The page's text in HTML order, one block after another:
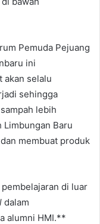
Pemuda Pejuang
ini
akan selalu
sehingga
lebih
Limbungan Baru
membuat produk
di luar
dalam
alumni HMI.**